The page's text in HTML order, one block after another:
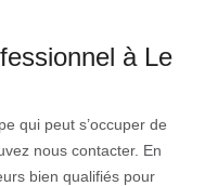
à Le
qui peut s’occuper de
nous contacter. En
bien qualifiés pour